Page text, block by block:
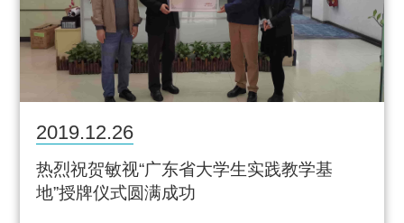
2019.12.26
热烈祝贺敏视“广东省大学生实践教学基
地”授牌仪式圆满成功